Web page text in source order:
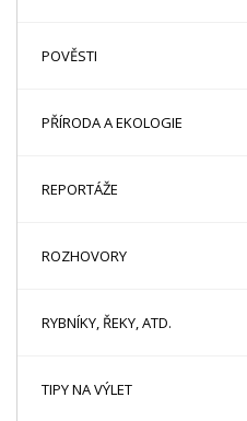
POVĚSTI
PŘÍRODA A EKOLOGIE
REPORTÁŽE
ROZHOVORY
RYBNÍKY, ŘEKY, ATD.
TIPY NA VÝLET